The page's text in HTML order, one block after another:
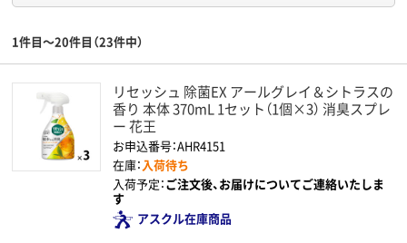
1件目～20件目（23件中）
リセッシュ 除菌EX アールグレイ＆シトラスの
香り 本体 370mL 1セット（1個×3） 消臭スプレ
ー 花王
お申込番号：AHR4151
在庫：入荷待ち
入荷予定：ご注文後、お届けについてご連絡いたしま
す
アスクル在庫商品